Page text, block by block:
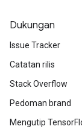
Dukungan
Issue Tracker
Catatan rilis
Stack Overflow
Pedoman brand
Mengutip